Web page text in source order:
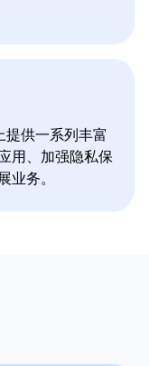
提供一系列丰富
用、加强隐私保
业务。